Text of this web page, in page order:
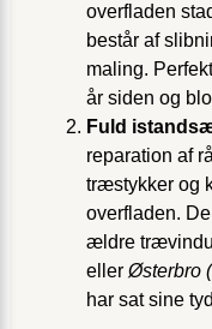
overfladen
består af
maling.
år siden og
Fuld
reparation af
træstykker og
overfladen.
ældre
eller Østerbro
har sat sine